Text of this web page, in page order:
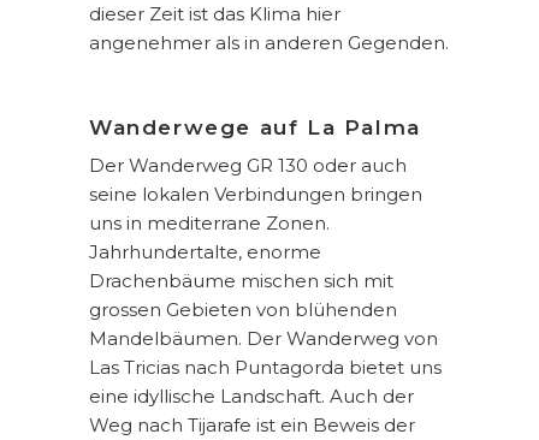
dieser Zeit ist das Klima hier
angenehmer als in anderen Gegenden.
Wanderwege auf La Palma
Der Wanderweg GR 130 oder auch
seine lokalen Verbindungen bringen
uns in mediterrane Zonen.
Jahrhundertalte, enorme
Drachenbäume mischen sich mit
grossen Gebieten von blühenden
Mandelbäumen. Der Wanderweg von
Las Tricias nach Puntagorda bietet uns
eine idyllische Landschaft. Auch der
Weg nach Tijarafe ist ein Beweis der